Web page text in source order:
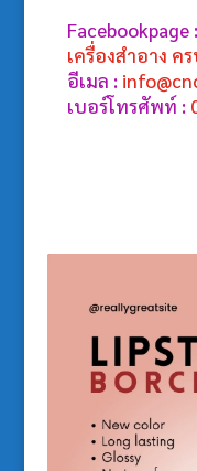
Facebookpage :
เครื่องสำอาง ค
อีเมล :
เบอร์โทรศัพท์ :